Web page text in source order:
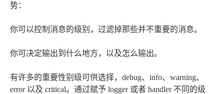
势：
你可以控制消息的级别，过滤掉那些并不重要的消息。
你可决定输出到什么地方，以及怎么输出。
有许多的重要性别级可供选择，debug、info、warning、
error 以及 critical。通过赋予 logger 或者 handler 不同的级